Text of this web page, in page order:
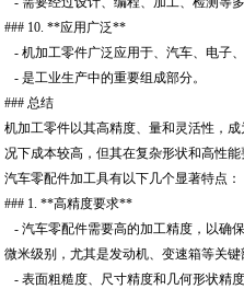
### 10. **应用广泛**
- 机加工零件广泛应用于、汽车、电子
- 是工业生产中的重要组成部分。
### 总结
机加工零件以其高精度、量和灵活性，
况下成本较高，但其在复杂形状和高性能
汽车零配件加工具有以下几个显著特点：
### 1. **高精度要求**
- 汽车零配件需要高的加工精度，以确
微米级别，尤其是发动机、变速箱等关键
- 表面粗糙度、尺寸精度和几何形状精